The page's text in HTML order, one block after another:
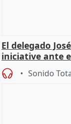
El delegado
iniciative ante
hogar en Madri
Sonido